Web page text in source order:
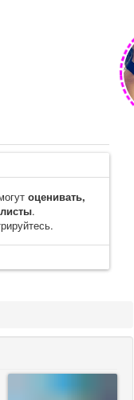
оценивать,
.